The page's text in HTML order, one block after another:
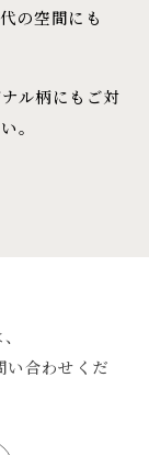
の空間にも
ル柄にもご対
。
合わせくだ